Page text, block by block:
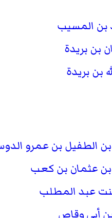
المسيب
بن بريدة
بن بريدة
الطفيل بن عمرو
عثمان بن كعب
عبد المطلب
أبي وقاص